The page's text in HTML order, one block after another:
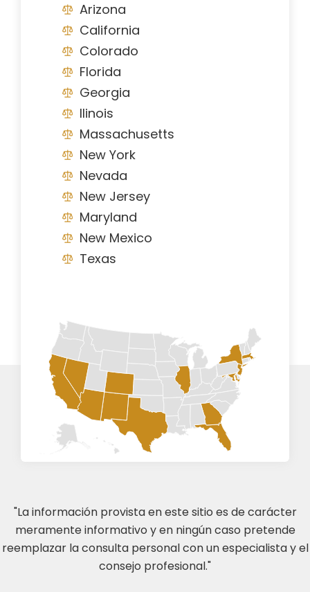
Arizona
California
Colorado
Florida
Georgia
Ilinois
Massachusetts
New York
Nevada
New Jersey
Maryland
New Mexico
Texas
"La información provista en este sitio es de carácter
meramente informativo y en ningún caso pretende
reemplazar la consulta personal con un especialista y el
consejo profesional."